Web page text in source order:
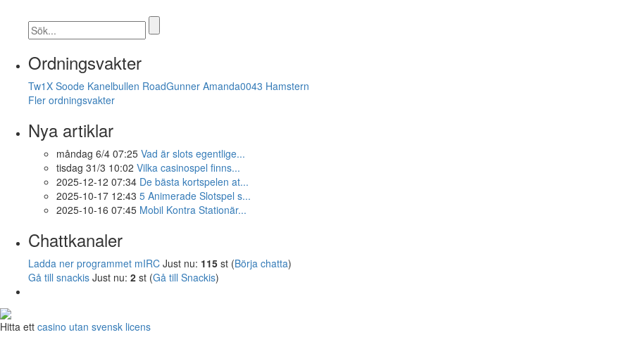
Ordningsvakter
Tw1X Soode Kanelbullen RoadGunner Amanda0043 Hamstern
Fler ordningsvakter
Nya artiklar
måndag 6/4 07:25 Vad är slots egentlige...
tisdag 31/3 10:02 Vilka casinospel finns...
2025-12-12 07:34 De bästa kortspelen at...
2025-10-17 12:43 5 Animerade Slotspel s...
2025-10-16 07:45 Mobil Kontra Stationär...
Chattkanaler
Ladda ner programmet mIRC Just nu: 115 st (Börja chatta)
Gå till snackis Just nu: 2 st (Gå till Snackis)
Hitta ett casino utan svensk licens